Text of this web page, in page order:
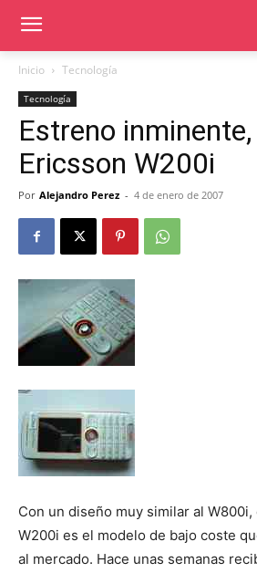
Inicio Tecnología
Tecnología
Estreno
Ericsson W200i
Por Alejandro Perez - 4 de enero de 2007
Con un diseño muy similar al
W200i es el modelo de bajo coste
al mercado. Hace unas semanas